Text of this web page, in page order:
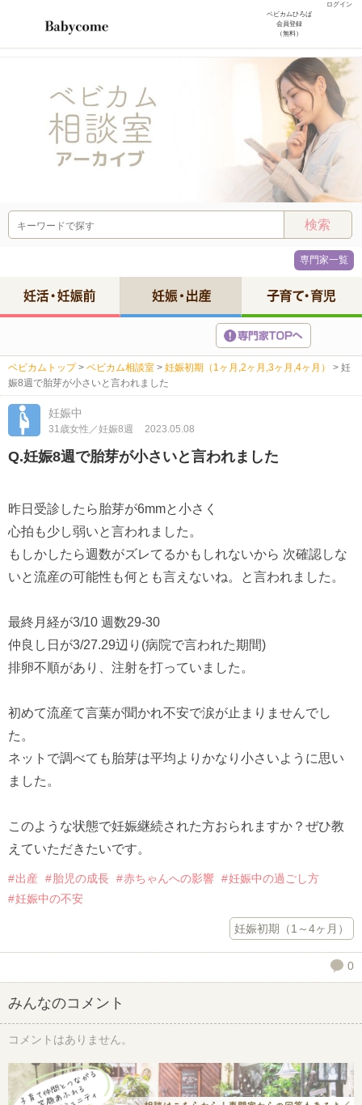
ログイン
ベビカムひろば
会員登録
（無料）
専門家一覧
ベビカムトップ > ベビカム相談室 > 妊娠初期（1ヶ月,2ヶ月,3ヶ月,4ヶ月） > 妊
娠8週で胎芽が小さいと言われました
妊娠中
31歳女性／妊娠8週 2023.05.08
Q.妊娠8週で胎芽が小さいと言われました
昨日受診したら胎芽が6mmと小さく
心拍も少し弱いと言われました。
もしかしたら週数がズレてるかもしれないから 次確認しな
いと流産の可能性も何とも言えないね。と言われました。
最終月経が3/10 週数29-30
仲良し日が3/27.29辺り(病院で言われた期間)
排卵不順があり、注射を打っていました。
初めて流産て言葉が聞かれ不安で涙が止まりませんでし
た。
ネットで調べても胎芽は平均よりかなり小さいように思い
ました。
このような状態で妊娠継続された方おられますか？ぜひ教
えていただきたいです。
出産 胎児の成長 赤ちゃんへの影響
妊娠中の過ごし方
妊娠中の不安
妊娠初期（1～4ヶ月）
0
みんなのコメント
コメントはありません。